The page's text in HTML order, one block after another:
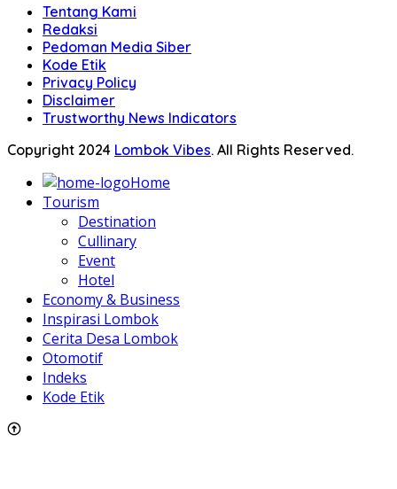
Tentang Kami
Redaksi
Pedoman Media Siber
Kode Etik
Privacy Policy
Disclaimer
Trustworthy News Indicators
Copyright 2024 Lombok Vibes. All Rights Reserved.
Home
Tourism
Destination
Cullinary
Event
Hotel
Economy & Business
Inspirasi Lombok
Cerita Desa Lombok
Otomotif
Indeks
Kode Etik